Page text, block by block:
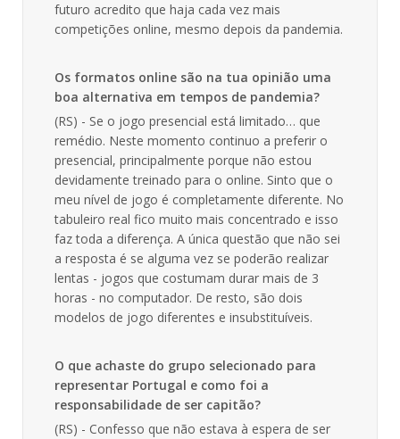
futuro acredito que haja cada vez mais
competições online, mesmo depois da pandemia.
Os formatos online são na tua opinião uma
boa alternativa em tempos de pandemia?
(RS) - Se o jogo presencial está limitado… que
remédio. Neste momento continuo a preferir o
presencial, principalmente porque não estou
devidamente treinado para o online. Sinto que o
meu nível de jogo é completamente diferente. No
tabuleiro real fico muito mais concentrado e isso
faz toda a diferença. A única questão que não sei
a resposta é se alguma vez se poderão realizar
lentas - jogos que costumam durar mais de 3
horas - no computador. De resto, são dois
modelos de jogo diferentes e insubstituíveis.
O que achaste do grupo selecionado para
representar Portugal e como foi a
responsabilidade de ser capitão?
(RS) - Confesso que não estava à espera de ser